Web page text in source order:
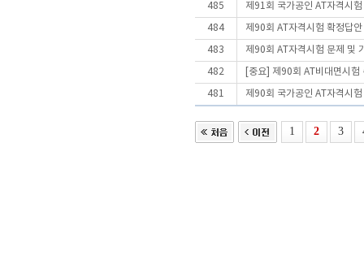
485 제91회 국가공인 AT자격시
484 제90회 AT자격시험 확정답
483 제90회 AT자격시험 문제 및
482 [중요] 제90회 AT비대면시험
481 제90회 국가공인 AT자격시
1 2 3